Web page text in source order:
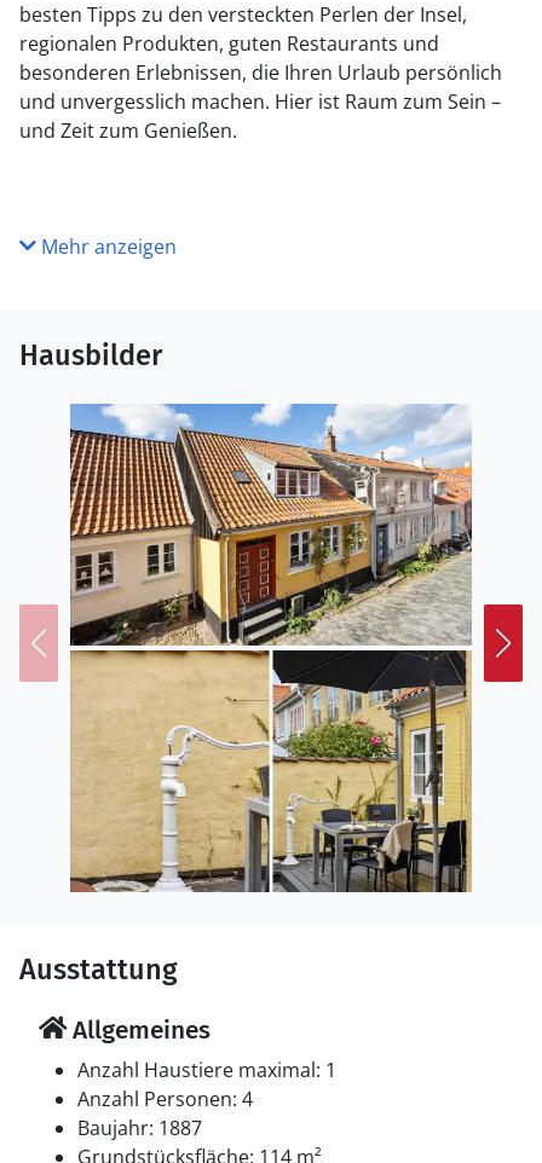
besten Tipps zu den versteckten Perlen der Insel,
regionalen Produkten, guten Restaurants und
besonderen Erlebnissen, die Ihren Urlaub persönlich
und unvergesslich machen. Hier ist Raum zum Sein –
und Zeit zum Genießen.
Mehr anzeigen
Hausbilder
Ausstattung
Allgemeines
Anzahl Haustiere maximal: 1
Anzahl Personen: 4
Baujahr: 1887
Grundstücksfläche: 114 m²